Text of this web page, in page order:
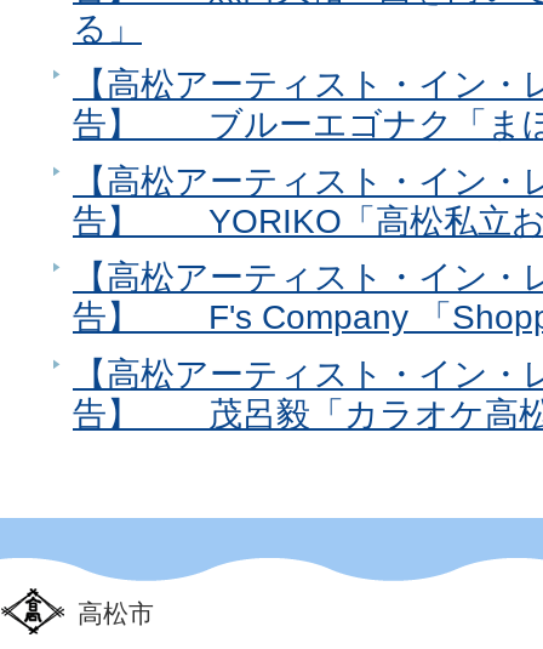
る」
【高松アーティスト・イン
告】 ブルーエゴナク「ま
【高松アーティスト・イン
告】 YORIKO「高松私立お
【高松アーティスト・イン
告】 F's Company 「
【高松アーティスト・イン
告】 茂呂毅「カラオケ高
高松市